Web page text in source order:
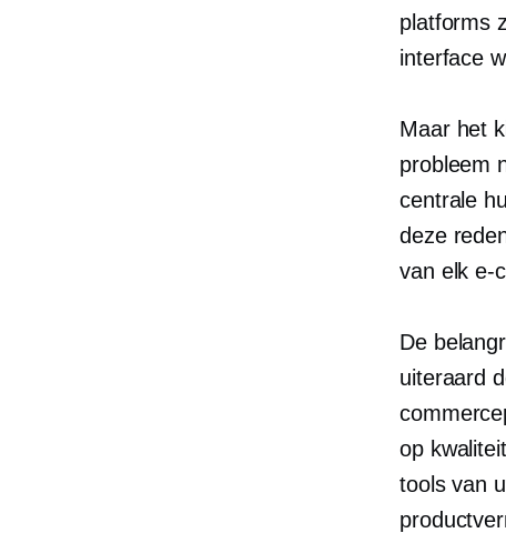
platforms
interface
Maar het
probleem
centrale
deze
van elk e-
De
uiteraard
op
tools van